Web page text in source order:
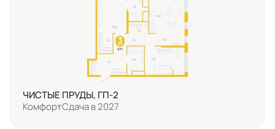
ЧИСТЫЕ ПРУДЫ, ГП-2
КомфортСдача в 2027